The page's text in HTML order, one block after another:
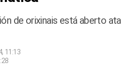
de orixinais está aberto ata
11:13